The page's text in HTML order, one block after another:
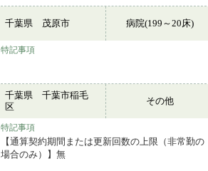
千葉県 茂原市 病院(199～20床)
特記事項
千葉県 千葉市稲毛
区
その他
特記事項
【通算契約期間または更新回数の上限（非常勤の
場合のみ）】無